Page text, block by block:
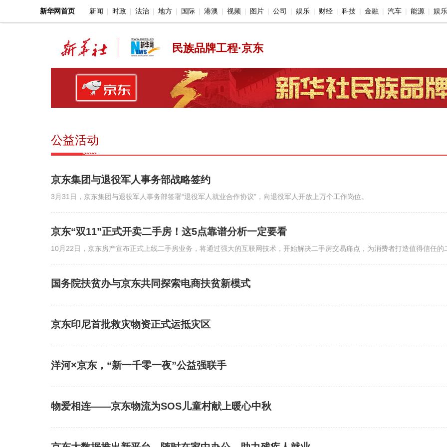
新华网首页 新闻 时政 法治 地方 国际 港澳 视频 图片 公司 娱乐 财经 科技 金融 汽车 能源 娱乐
民族品牌工程·京东
公益活动
京东集团与退役军人事务部战略签约
3月31日，京东集团与退役军人事务部签署“退役军人就业合作协议”，向退役军人开放上万个工作岗位。
京东“双11”正式开卖二手房！这5点靠谱分析一定要看
10月22日，京东房产宣布正式上线二手房业务，将通过强大的互联网技术，开始解决二手房交易痛点，为消费者打造值得信任的
国务院扶贫办与京东共同探索电商扶贫新模式
京东印尼首批救灾物资正式运抵灾区
洋河×京东，“新一千零一夜”公益强联手
物爱相连——京东物流为SOS儿童村献上暖心中秋